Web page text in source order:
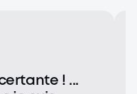
! ...